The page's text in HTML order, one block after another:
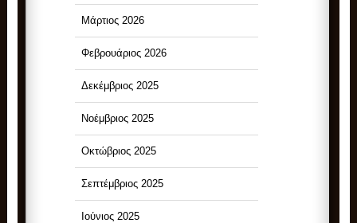
Μάρτιος 2026
Φεβρουάριος 2026
Δεκέμβριος 2025
Νοέμβριος 2025
Οκτώβριος 2025
Σεπτέμβριος 2025
Ιούνιος 2025